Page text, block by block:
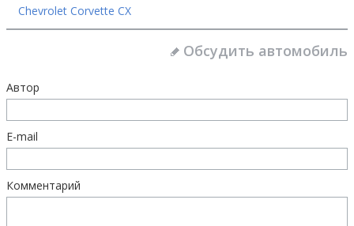
Chevrolet Corvette CX
Обсудить автомобиль
Автор
E-mail
Комментарий